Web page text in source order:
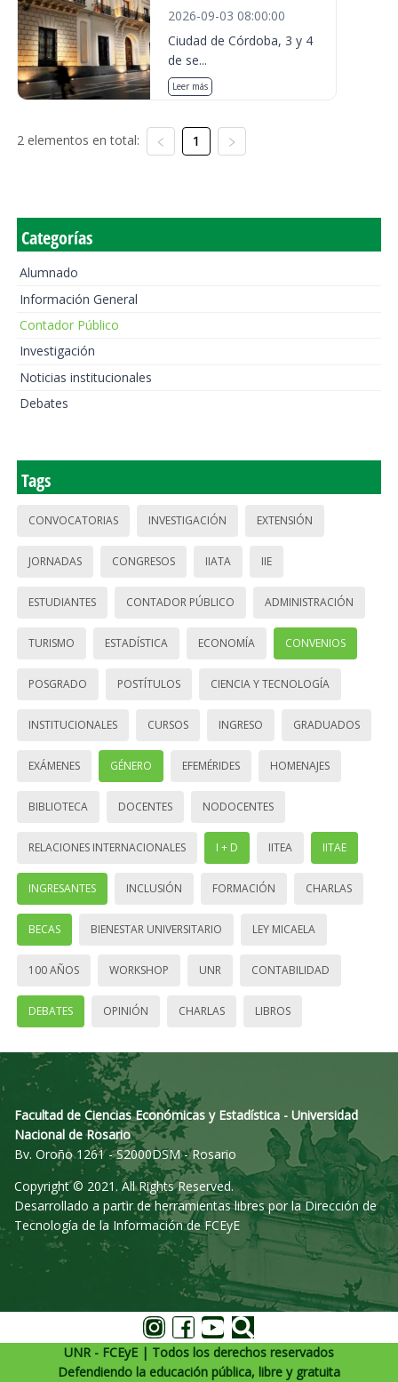
2026-09-03 08:00:00
Ciudad de Córdoba, 3 y 4
de se...
Leer más
2 elementos en total: 1
Categorías
Alumnado
Información General
Contador Público
Investigación
Noticias institucionales
Debates
Tags
CONVOCATORIAS INVESTIGACIÓN EXTENSIÓN
JORNADAS CONGRESOS IIATA IIE
ESTUDIANTES CONTADOR PÚBLICO ADMINISTRACIÓN
TURISMO ESTADÍSTICA ECONOMÍA CONVENIOS
POSGRADO POSTÍTULOS CIENCIA Y TECNOLOGÍA
INSTITUCIONALES CURSOS INGRESO GRADUADOS
EXÁMENES GÉNERO EFEMÉRIDES HOMENAJES
BIBLIOTECA DOCENTES NODOCENTES
RELACIONES INTERNACIONALES I + D IITEA IITAE
INGRESANTES INCLUSIÓN FORMACIÓN CHARLAS
BECAS BIENESTAR UNIVERSITARIO LEY MICAELA
100 AÑOS WORKSHOP UNR CONTABILIDAD
DEBATES OPINIÓN CHARLAS LIBROS
Facultad de Ciencias Económicas y Estadística - Universidad
Nacional de Rosario
Bv. Oroño 1261 - S2000DSM - Rosario
Copyright © 2021. All Rights Reserved.
Desarrollado a partir de herramientas libres por la Dirección de
Tecnología de la Información de FCEyE
UNR - FCEyE | Todos los derechos reservados
Defendiendo la educación pública, libre y gratuita